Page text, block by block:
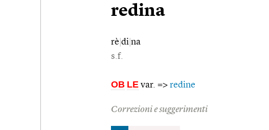
redina
rè di na
s.f.
OB LE var. => redine
Correzioni e suggerimenti